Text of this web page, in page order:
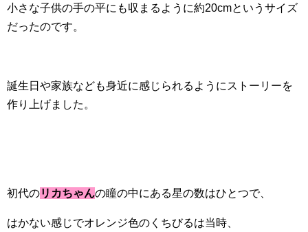
小さな子供の手の平にも収まるように約20cmというサイズ
だったのです。
誕生日や家族なども身近に感じられるようにストーリーを
作り上げました。
初代のリカちゃんの瞳の中にある星の数はひとつで、
はかない感じでオレンジ色のくちびるは当時、